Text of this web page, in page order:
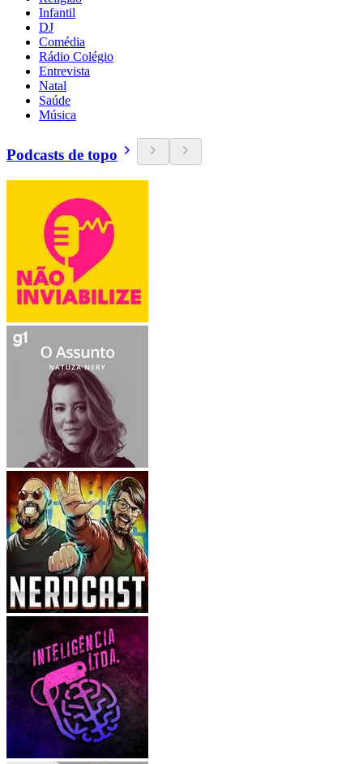
Infantil
DJ
Comédia
Rádio Colégio
Entrevista
Natal
Saúde
Música
Podcasts de topo